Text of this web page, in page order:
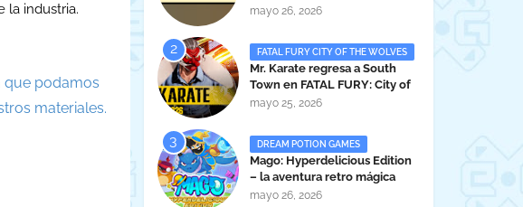
la industria.
que podamos
materiales.
administrativo en clave gamer
mayo 26, 2026
FATAL FURY CITY OF THE WOLVES
Mr. Karate regresa a South
Town en FATAL FURY: City of
the Wolves
mayo 25, 2026
DREAM POTION GAMES
Mago: Hyperdelicious Edition
– la aventura retro mágica
peruana llega en 2026
mayo 26, 2026